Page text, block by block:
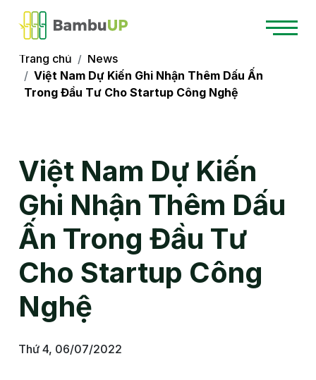
Trang chủ
News
Việt Nam Dự Kiến Ghi Nhận Thêm Dấu Ấn
Trong Đầu Tư Cho Startup Công Nghệ
Việt Nam Dự Kiến
Ghi Nhận Thêm Dấu
Ấn Trong Đầu Tư
Cho Startup Công
Nghệ
Thứ 4, 06/07/2022